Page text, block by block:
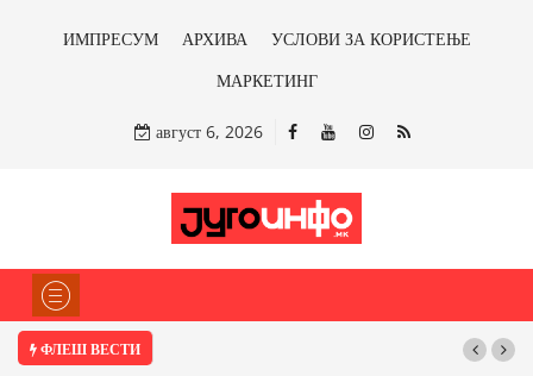
ИМПРЕСУМ АРХИВА
УСЛОВИ ЗА КОРИСТЕЊЕ
МАРКЕТИНГ
август 6, 2026
ФЛЕШ ВЕСТИ